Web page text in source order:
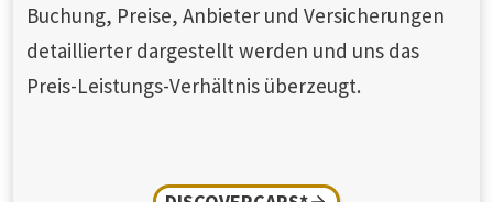
Buchung, Preise, Anbieter und Versicherungen
detaillierter dargestellt werden und uns das
Preis-Leistungs-Verhältnis überzeugt.